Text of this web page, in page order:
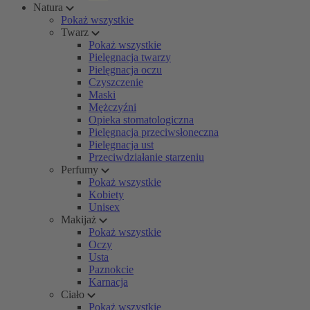
Natura
Pokaż wszystkie
Twarz
Pokaż wszystkie
Pielęgnacja twarzy
Pielęgnacja oczu
Czyszczenie
Maski
Mężczyźni
Opieka stomatologiczna
Pielęgnacja przeciwsłoneczna
Pielęgnacja ust
Przeciwdziałanie starzeniu
Perfumy
Pokaż wszystkie
Kobiety
Unisex
Makijaż
Pokaż wszystkie
Oczy
Usta
Paznokcie
Karnacja
Ciało
Pokaż wszystkie